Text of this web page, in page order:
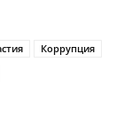
Коррупция